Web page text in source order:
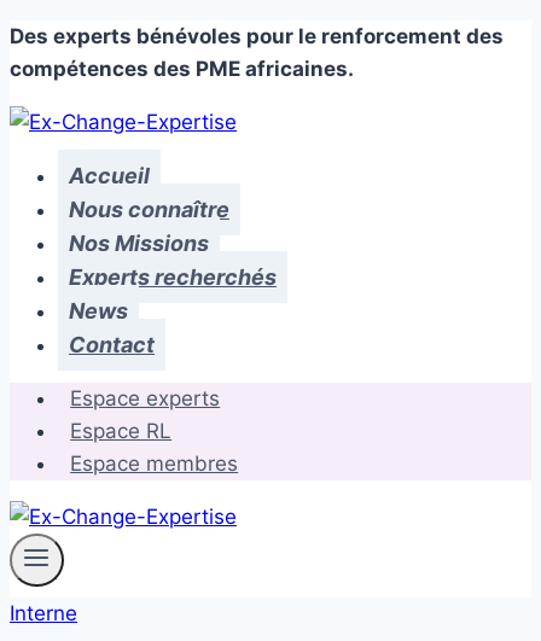
Skip
to
content
Des experts bénévoles pour le renforcement des
compétences des PME africaines.
Accueil
Nous connaître
Nos Missions
Experts recherchés
News
Contact
Espace experts
Espace RL
Espace membres
Interne